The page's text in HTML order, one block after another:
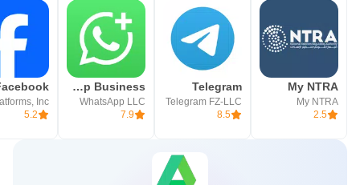
My NTRA
My NTRA
2.5
Telegram
Telegram FZ-LLC
8.5
WhatsApp Business
WhatsApp LLC
7.9
5.2